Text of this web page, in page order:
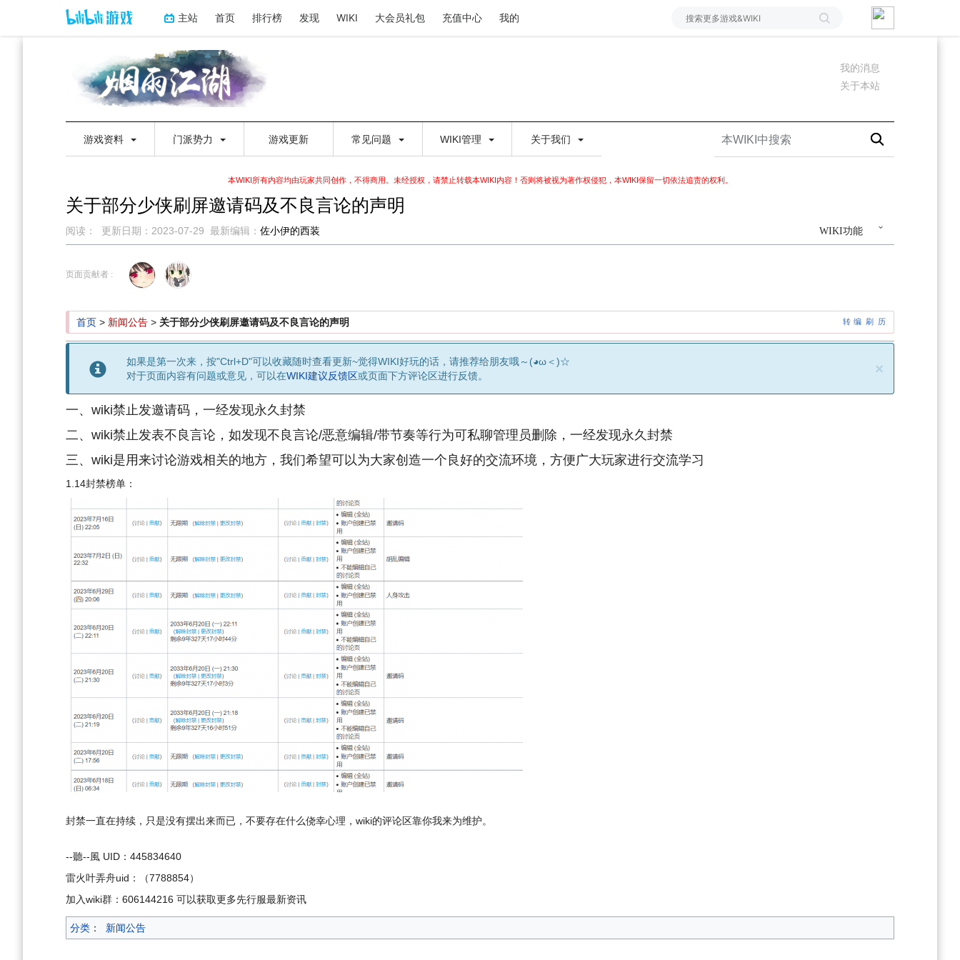
主站 首页 排行榜 发现 WIKI 大会员礼包 充值中心 我的
我的消息
关于本站
游戏资料 门派势力 游戏更新 常见问题 WIKI管理 关于我们
本WIKI所有内容均由玩家共同创作，不得商用。未经授权，请禁止转载本WIKI内容！否则将被视为著作权侵犯，本WIKI保留一切依法追责的权利。
关于部分少侠刷屏邀请码及不良言论的声明
WIKI功能
阅读： 更新日期： 2023-07-29 最新编辑： 佐小伊的西装
到
到
页面贡献者 :
转 编 刷 历
首页 > 新闻公告 > 关于部分少侠刷屏邀请码及不良言论的声明
如果是第一次来，按"Ctrl+D"可以收藏随时查看更新~觉得WIKI好玩的话，请推荐给朋友哦～(◕ω＜)☆
对于页面内容有问题或意见，可以在WIKI建议反馈区或页面下方评论区进行反馈。 ×
一、wiki禁止发邀请码，一经发现永久封禁
二、wiki禁止发表不良言论，如发现不良言论/恶意编辑/带节奏等行为可私聊管理员删除，一经发现永久封禁
三、wiki是用来讨论游戏相关的地方，我们希望可以为大家创造一个良好的交流环境，方便广大玩家进行交流学习
1.14封禁榜单：
封禁一直在持续，只是没有摆出来而已，不要存在什么侥幸心理，wiki的评论区靠你我来为维护。
--聽--風 UID：445834640
雷火叶弄舟uid：（7788854）
加入wiki群：606144216 可以获取更多先行服最新资讯
分类 ： 新闻公告